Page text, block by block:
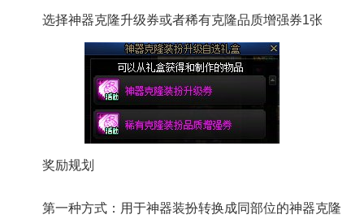
选择神器克隆升级券或者稀有克隆品质增强券1张
奖励规划
第一种方式：用于神器装扮转换成同部位的神器克隆